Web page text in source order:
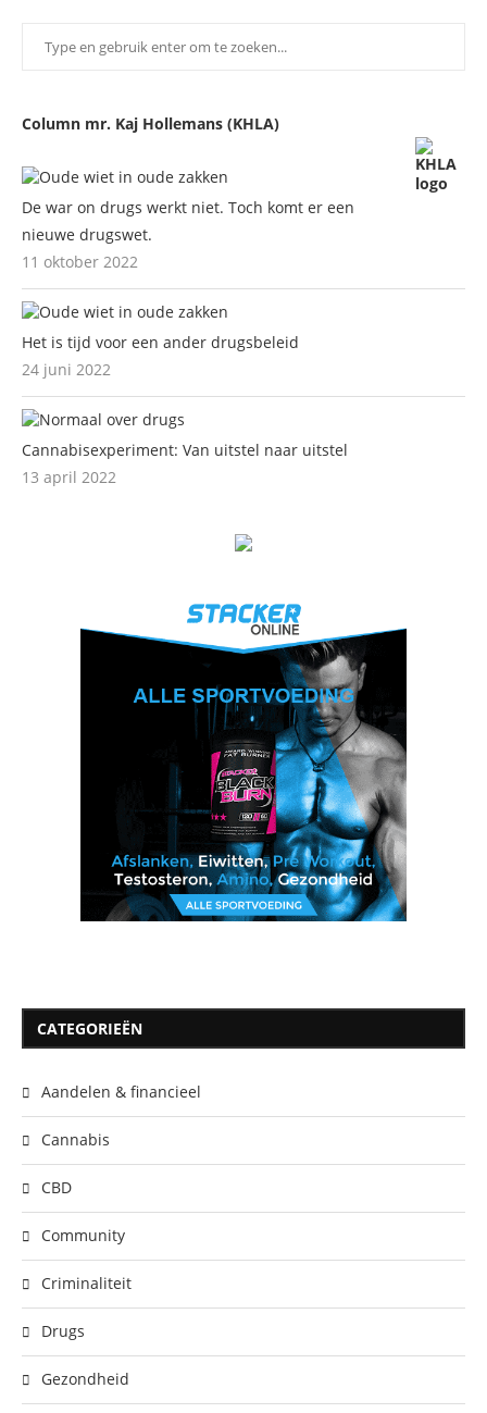
Column mr. Kaj Hollemans (KHLA)
De war on drugs werkt niet. Toch komt er een
nieuwe drugswet.
11 oktober 2022
Het is tijd voor een ander drugsbeleid
24 juni 2022
Cannabisexperiment: Van uitstel naar uitstel
13 april 2022
CATEGORIEËN
Aandelen & financieel
Cannabis
CBD
Community
Criminaliteit
Drugs
Gezondheid